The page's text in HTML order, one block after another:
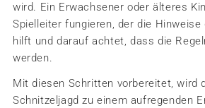
wird. Ein Erwachsener oder älteres
Spielleiter fungieren, der die Hinweise
hilft und darauf achtet, dass die
werden.
Mit diesen Schritten vorbereitet, wird
Schnitzeljagd zu einem aufregenden